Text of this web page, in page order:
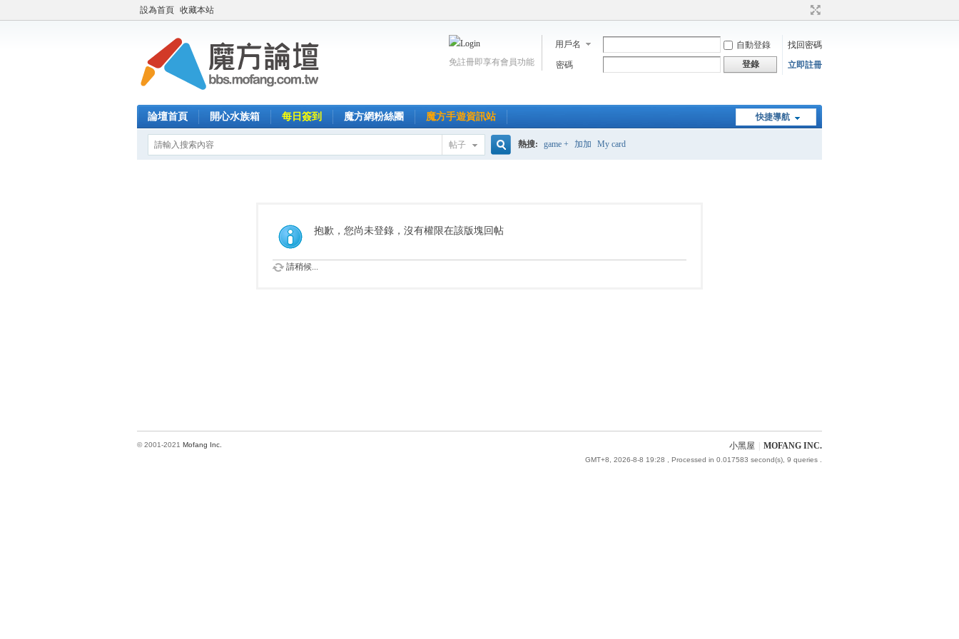
設為首頁 收藏本站
用戶名 自動登錄
找回密碼
密碼
登錄 立即註冊
免註冊即享有會員功能
快捷導航
論壇首頁 開心水族箱 每日簽到 魔方網粉絲團 魔方手遊資訊站
帖子
索
熱搜: game + 加加 My card
抱歉，您尚未登錄，沒有權限在該版塊回帖
請稍候...
小黑屋 MOFANG INC.
GMT+8, 2026-8-8 19:28 , Processed in 0.017583 second(s), 9 queries .
© 2001-2021 Mofang Inc.